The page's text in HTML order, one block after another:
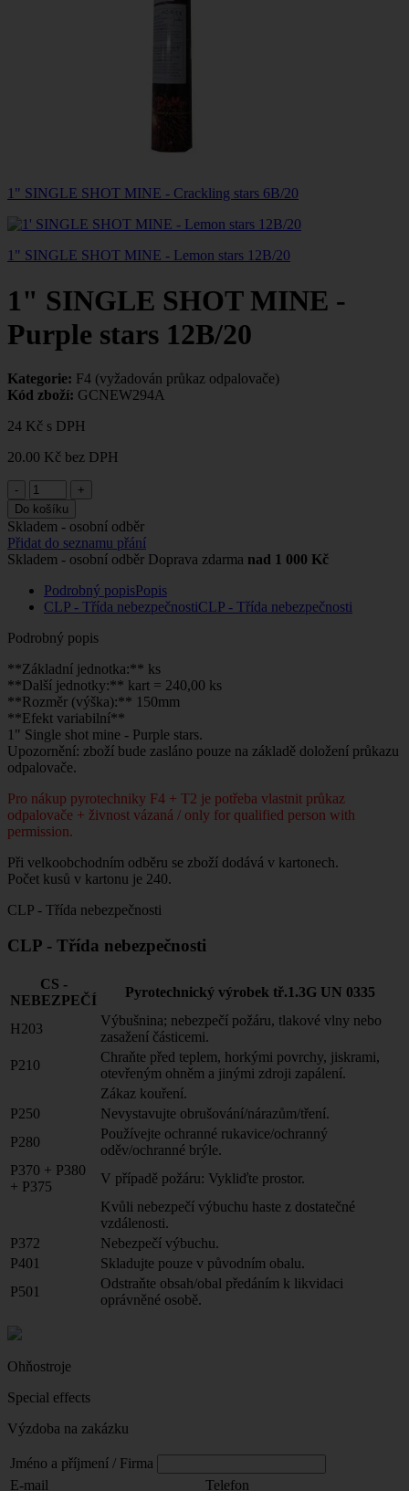
1" SINGLE SHOT MINE - Crackling stars 6B/20
1" SINGLE SHOT MINE - Lemon stars 12B/20
1" SINGLE SHOT MINE -
Purple stars 12B/20
Kategorie: F4 (vyžadován průkaz odpalovače)
Kód zboží: GCNEW294A
24 Kč s DPH
20.00 Kč bez DPH
-
+
Do košíku
Skladem - osobní odběr
Přidat do seznamu přání
Skladem - osobní odběr Doprava zdarma nad 1 000 Kč
Podrobný popisPopis
CLP - Třída nebezpečnostiCLP - Třída nebezpečnosti
Podrobný popis
**Základní jednotka:** ks
**Další jednotky:** kart = 240,00 ks
**Rozměr (výška):** 150mm
**Efekt variabilní**
1" Single shot mine - Purple stars.
Upozornění: zboží bude zasláno pouze na základě doložení průkazu
odpalovače.
Pro nákup pyrotechniky F4 + T2 je potřeba vlastnit průkaz
odpalovače + živnost vázaná / only for qualified person with
permission.
Při velkoobchodním odběru se zboží dodává v kartonech.
Počet kusů v kartonu je 240.
CLP - Třída nebezpečnosti
CLP - Třída nebezpečnosti
CS -
NEBEZPEČÍ
Pyrotechnický výrobek tř.1.3G UN 0335
H203
Výbušnina; nebezpečí požáru, tlakové vlny nebo
zasažení částicemi.
P210
Chraňte před teplem, horkými povrchy, jiskrami,
otevřeným ohněm a jinými zdroji zapálení.
Zákaz kouření.
P250
Nevystavujte obrušování/nárazům/tření.
P280
Používejte ochranné rukavice/ochranný
oděv/ochranné brýle.
P370 + P380
+ P375
V případě požáru: Vykliďte prostor.
Kvůli nebezpečí výbuchu haste z dostatečné
vzdálenosti.
P372
Nebezpečí výbuchu.
P401
Skladujte pouze v původním obalu.
P501
Odstraňte obsah/obal předáním k likvidaci
oprávněné osobě.
Ohňostroje
Special effects
Výzdoba na zakázku
Jméno a příjmení / Firma
E-mail
Telefon